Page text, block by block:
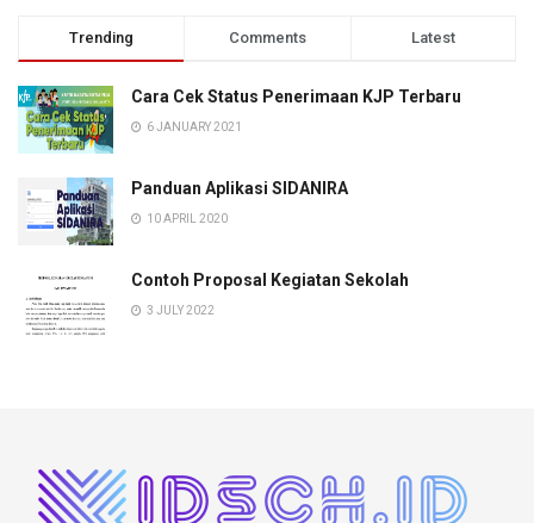
Trending Comments Latest
Cara Cek Status Penerimaan KJP Terbaru
6 JANUARY 2021
Panduan Aplikasi SIDANIRA
10 APRIL 2020
Contoh Proposal Kegiatan Sekolah
3 JULY 2022